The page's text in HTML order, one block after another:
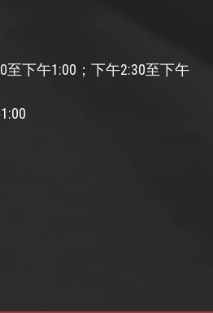
至下午1:00；下午2:30至下午